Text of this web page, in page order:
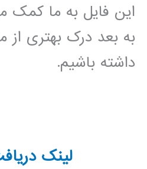
این فایل به ما کمک
به بعد درک بهتری از
داشته باشیم.
لینک